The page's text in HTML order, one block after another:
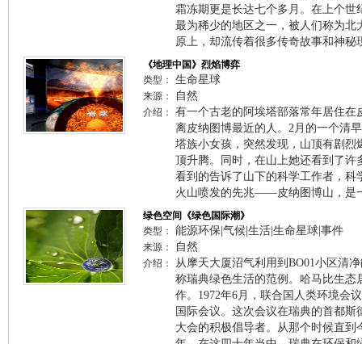
霜冻期更是长达七个多月。在上个世
最为稀少的地区之一，被人们称为北
原上，却流传着很多传奇故事和神秘
《地理中国》烈焰博弈
类型：
生命星球
来源： 自然
介绍：
有一个古老的阿埃塔部落常年居住在
离皮纳图博最近的人。2月的一个清
塔族小女孩，突然发现，山顶有剧烈
顶升腾。同时，在山上她还看到了许
看到的告诉了山下的科学工作者，科
火山喷发的先兆——皮纳图博山，是
绿色空间《绿色国际潮》
类型：
能源环保|气候|生活|生命星球|事件
来源： 自然
介绍：
从摩天大厦沼气利用到BO01小区清
称瑞典绿色生活的范例。哈马比生态
作。1972年6月，联合国人类环境会
国际会议。这次会议在瑞典的首都
大会的积极倡导者。从那个时候直